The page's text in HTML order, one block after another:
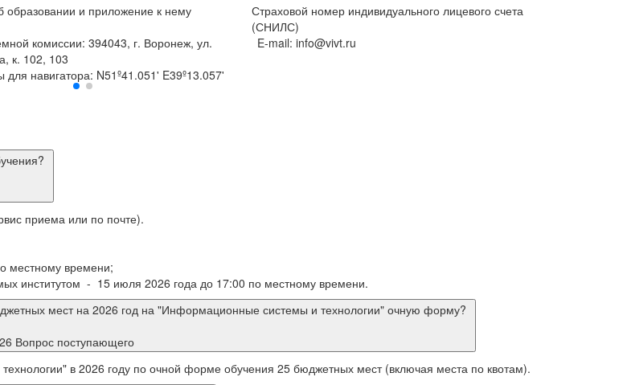
образовании и приложение к нему
Страховой номер индивидуального лицевого счета
(СНИЛС)
Часы работы:
приема или по почте).
местному времени;
институтом - 15 июля 2026 года до 17:00 по местному времени.
мест на 2026 год на "Информационные системы и технологии" очную форму?
Вопрос поступающего
в 2026 году по очной форме обучения 25 бюджетных мест (включая места по квотам).